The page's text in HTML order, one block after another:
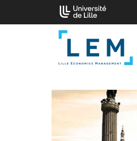
contenu
Cookies management panel